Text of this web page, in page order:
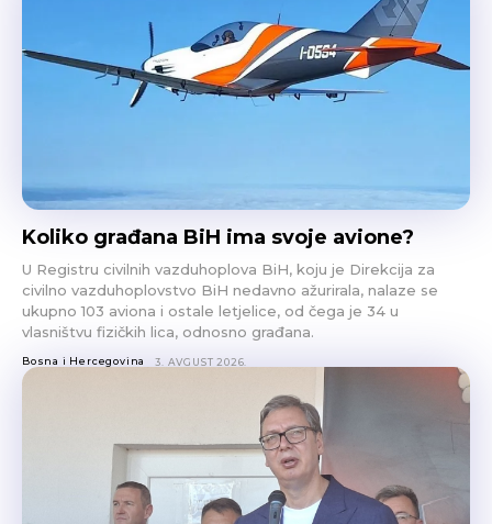
Koliko građana BiH ima svoje avione?
U Registru civilnih vazduhoplova BiH, koju je Direkcija za
civilno vazduhoplovstvo BiH nedavno ažurirala, nalaze se
ukupno 103 aviona i ostale letjelice, od čega je 34 u
vlasništvu fizičkih lica, odnosno građana.
Bosna i Hercegovina 3. AVGUST 2026.